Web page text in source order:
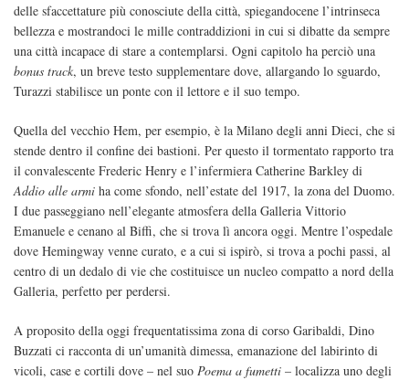
delle sfaccettature più conosciute della città, spiegandocene l’intrinseca
bellezza e mostrandoci le mille contraddizioni in cui si dibatte da sempre
una città incapace di stare a contemplarsi. Ogni capitolo ha perciò una
bonus track, un breve testo supplementare dove, allargando lo sguardo,
Turazzi stabilisce un ponte con il lettore e il suo tempo.
Quella del vecchio Hem, per esempio, è la Milano degli anni Dieci, che si
stende dentro il confine dei bastioni. Per questo il tormentato rapporto tra
il convalescente Frederic Henry e l’infermiera Catherine Barkley di
Addio alle armi ha come sfondo, nell’estate del 1917, la zona del Duomo.
I due passeggiano nell’elegante atmosfera della Galleria Vittorio
Emanuele e cenano al Biffi, che si trova lì ancora oggi. Mentre l’ospedale
dove Hemingway venne curato, e a cui si ispirò, si trova a pochi passi, al
centro di un dedalo di vie che costituisce un nucleo compatto a nord della
Galleria, perfetto per perdersi.
A proposito della oggi frequentatissima zona di corso Garibaldi, Dino
Buzzati ci racconta di un’umanità dimessa, emanazione del labirinto di
vicoli, case e cortili dove – nel suo Poema a fumetti – localizza uno degli